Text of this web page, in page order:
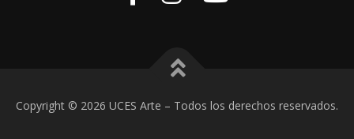
Copyright © 2026 UCES Arte – Todos los derechos reservados.